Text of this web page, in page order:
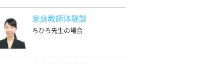
家庭教師体験談
ちひろ先生の場合